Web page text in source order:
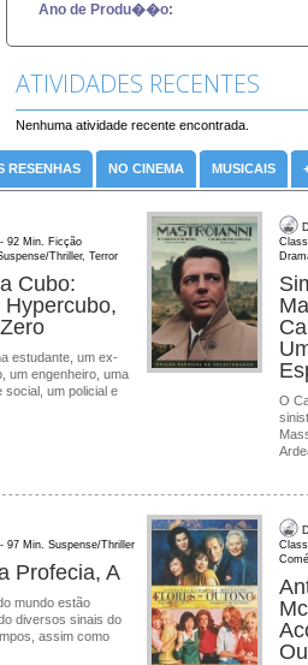
Ano de Produ��o:
ATIVIDADES RECENTES
Nenhuma atividade recente encontrada.
RESENHAS NO CINEMA MUSICAIS
92 Min. Ficção
Thriller, Terror
Cubo:
Hypercubo,
estudante, um ex-
um engenheiro, uma
social, um policial e
O
97 Min. Suspense/Thriller
Profecia, A
mundo estão
diversos sinais do
assim como